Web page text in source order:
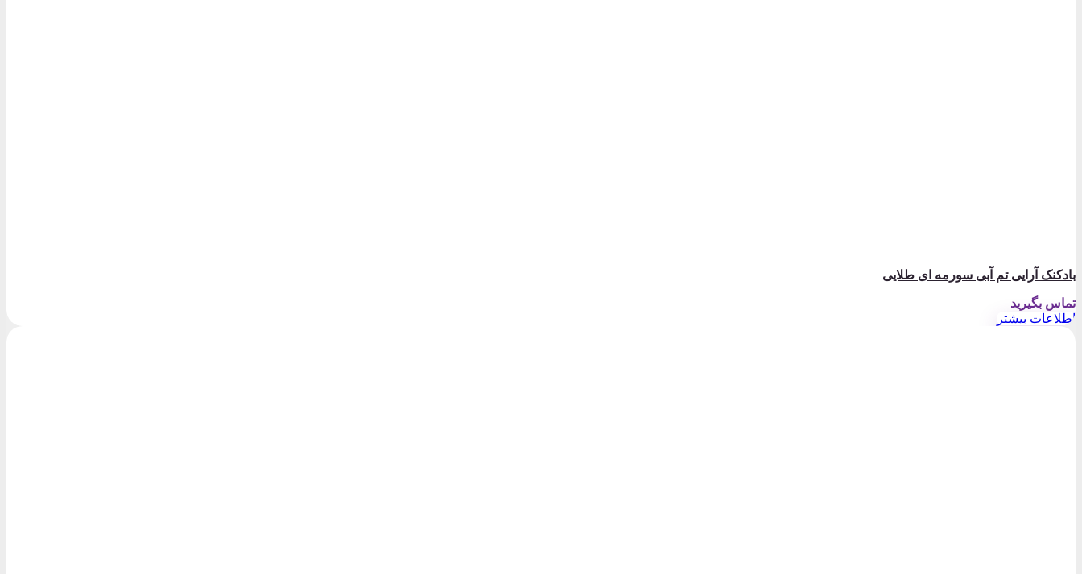
بادکنک آرایی تم آبی سورمه ای طلایی
تماس بگیرید
اطلاعات بیشتر